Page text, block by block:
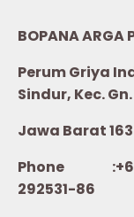
BOPANA ARGA
Perum Griya
Sindur, Kec.
Jawa Barat
Phone :+62 -
292531-86